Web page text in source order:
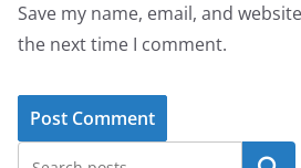
Save my name, email, and
the next time I comment.